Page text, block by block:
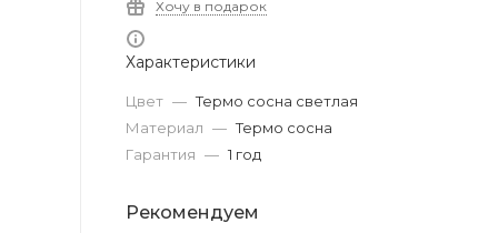
Хочу в подарок
Характеристики
Цвет — Термо сосна светлая
Материал — Термо сосна
Гарантия — 1 год
Рекомендуем